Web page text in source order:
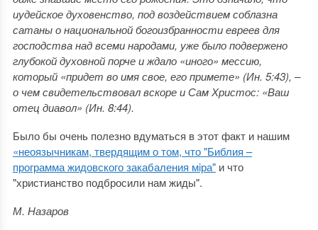
иудейское духовенство, под воздействием соблазна
сатаны о национальной богоизбранности евреев для
господства над всеми народами, уже было подвержено
глубокой духовной порче и ждало «иного» мессию,
который «придет во имя свое, его примете» (Ин. 5:43), –
о чем свидетельствовал вскоре и Сам Христос: «Ваш
отец диавол» (Ин. 8:44).
Было бы очень полезно вдуматься в этот факт и нашим
«неоязычникам, твердящим о том, что "Библия –
программа жидовского закабаления мiра"и что
"христианство подбросили нам жиды".
М. Назаров